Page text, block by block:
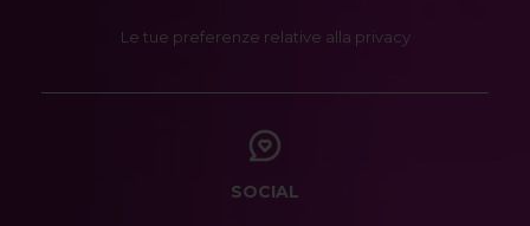
Le tue preferenze relative alla privacy
SOCIAL